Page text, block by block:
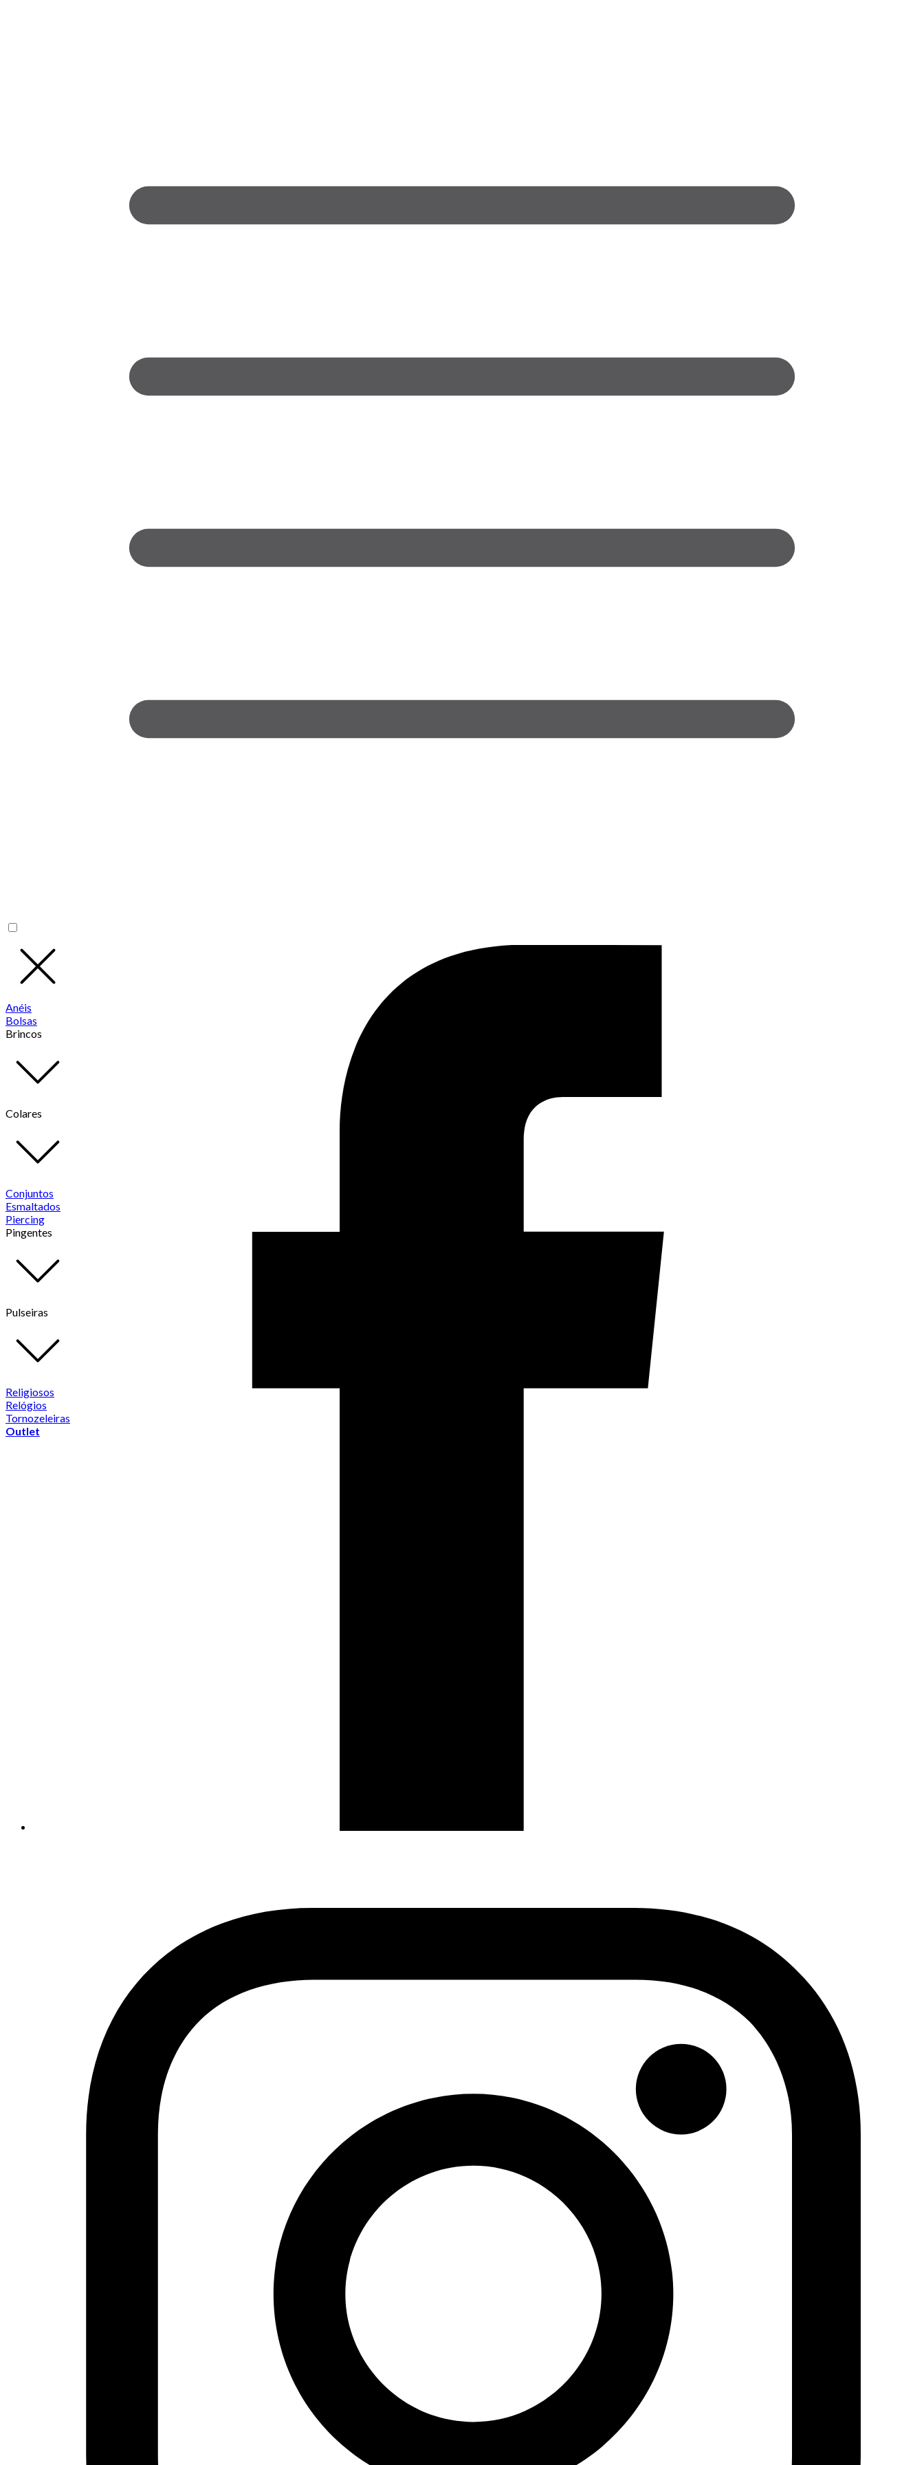
Anéis
Bolsas
Brincos
Colares
Conjuntos
Esmaltados
Piercing
Pingentes
Pulseiras
Religiosos
Relógios
Tornozeleiras
Outlet